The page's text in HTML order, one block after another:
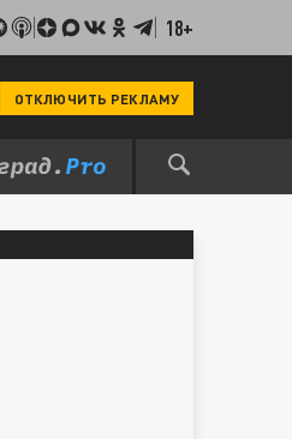
18+
ОТКЛЮЧИТЬ РЕКЛАМУ